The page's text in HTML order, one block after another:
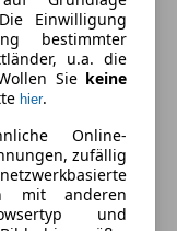
Einwilligung
bestimmter
u.a. die
Sie keine
hier.
Online-
zufällig
mit anderen
und